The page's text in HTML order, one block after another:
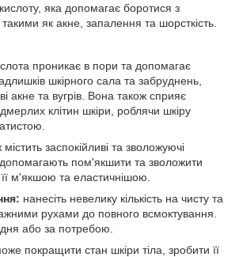
яка допомагає боротися з
як акне, запалення та шорсткість.
проникає в пори та допомагає
шкірного сала та забруднень,
акне та вугрів. Вона також сприяє
клітин шкіри, роблячи шкіру
заспокійливі та зволожуючі
пом'якшити та зволожити
м'якшою та еластичнішою.
нанесіть невелику кількість на чисту та
рухами до повного всмоктування.
або за потребою.
покращити стан шкіри тіла, зробити її